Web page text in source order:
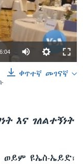
6:04
ቀጥተኛ መገናኛ
እና ገለልተኝነት
ዩኤስ-ኤይድ፣